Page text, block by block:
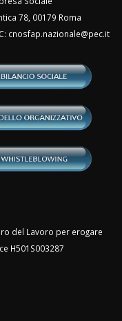
78, 00179 Roma
cnosfap.nazionale@pec.it
del Lavoro per erogare
H501S003287